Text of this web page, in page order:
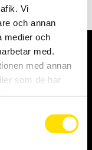
Vi
och annan
medier och
med.
med annan
som de har